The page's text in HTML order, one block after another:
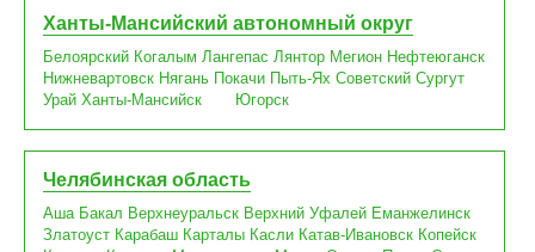
Ханты-Мансийский автономный округ
Белоярский Когалым Лангепас Лянтор Мегион Нефтеюганск
Нижневартовск Нягань Покачи Пыть-Ях Советский Сургут
Урай Ханты-Мансийск Югорск
Челябинская область
Аша Бакал Верхнеуральск Верхний Уфалей Еманжелинск
Златоуст Карабаш Карталы Касли Катав-Ивановск Копейск